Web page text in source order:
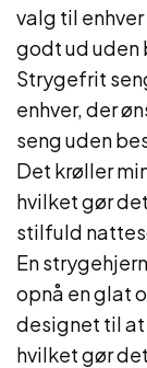
valg til
godt ud
Strygefrit
enhver, der
seng uden
Det krøller
hvilket gør
stilfuld
En
opnå en glat
designet til
hvilket gør